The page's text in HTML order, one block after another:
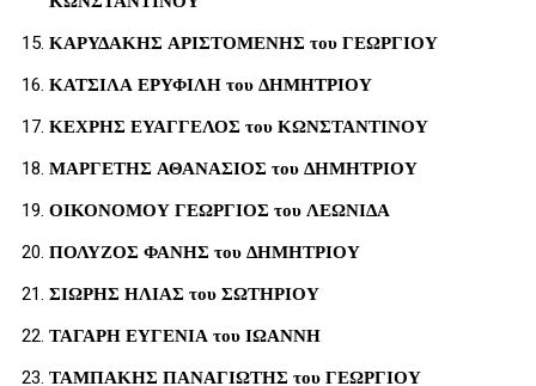
ΚΑΡΥΔΑΚΗΣ ΑΡΙΣΤΟΜΕΝΗΣ του ΓΕΩΡΓΙΟΥ
ΚΑΤΣΙΛΑ ΕΡΥΦΙΛΗ του ΔΗΜΗΤΡΙΟΥ
ΚΕΧΡΗΣ ΕΥΑΓΓΕΛΟΣ του ΚΩΝΣΤΑΝΤΙΝΟΥ
ΜΑΡΓΕΤΗΣ ΑΘΑΝΑΣΙΟΣ του ΔΗΜΗΤΡΙΟΥ
ΟΙΚΟΝΟΜΟΥ ΓΕΩΡΓΙΟΣ του ΛΕΩΝΙΔΑ
ΠΟΛΥΖΟΣ ΦΑΝΗΣ του ΔΗΜΗΤΡΙΟΥ
ΣΙΩΡΗΣ ΗΛΙΑΣ του ΣΩΤΗΡΙΟΥ
ΤΑΓΑΡΗ ΕΥΓΕΝΙΑ του ΙΩΑΝΝΗ
ΤΑΜΠΑΚΗΣ ΠΑΝΑΓΙΩΤΗΣ του ΓΕΩΡΓΙΟΥ